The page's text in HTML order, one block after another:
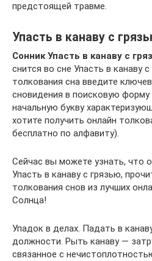
предстоящей травме.
Упасть в канаву с
Сонник Упасть в канаву с
снится во сне Упасть в канаву
толкования сна введите
сновидения в поисковую
начальную букву
хотите получить онлайн
бесплатно по алфавиту).
Сейчас вы можете узнать, что
Упасть в канаву с грязью,
толкования снов из лучших
Солнца!
Упадок в делах. Падать в
должности. Рыть канаву —
связанное с